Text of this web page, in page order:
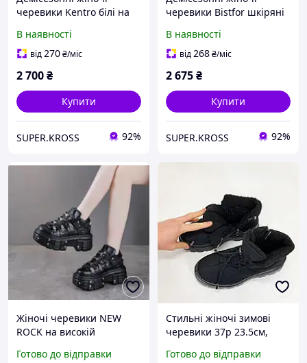
черевики Kentro білі на
В наявності
від270₴/міс
2 700₴
Купити
SUPER.KROSS 92%
черевики Вistfor шкіряні
В наявності
від268₴/міс
2 675₴
Купити
SUPER.KROSS 92%
Жіночі черевики NEW
ROCK на високій
Vibe" Чорні демісезонні
Готово до відправки
Стильні жіночі зимові
черевики 37р 23.5см,
ноги, Зручні челсі зимові
Готово до відправки